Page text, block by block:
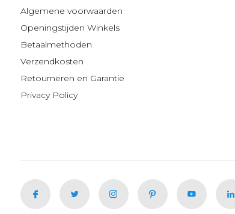
Algemene voorwaarden
Openingstijden Winkels
Betaalmethoden
Verzendkosten
Retourneren en Garantie
Privacy Policy